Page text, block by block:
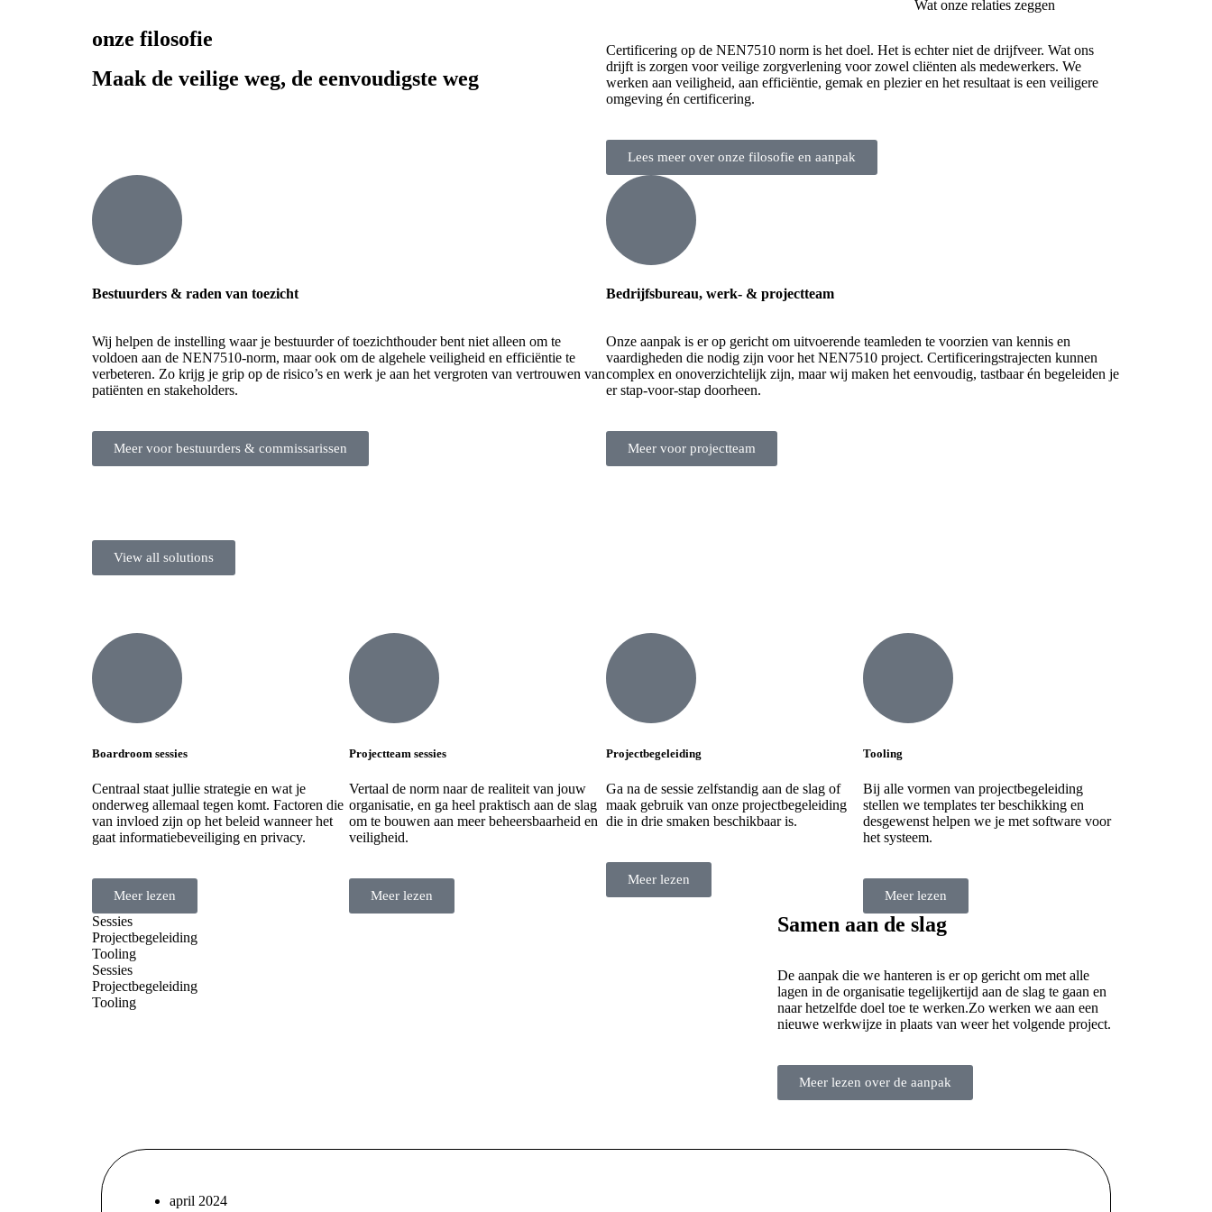
Wat onze relaties zeggen
onze filosofie
Maak de veilige weg, de eenvoudigste weg
Certificering op de NEN7510 norm is het doel. Het is echter niet de drijfveer. Wat ons
drijft is zorgen voor veilige zorgverlening voor zowel cliënten als medewerkers. We
werken aan veiligheid, aan efficiëntie, gemak en plezier en het resultaat is een veiligere
omgeving én certificering.
Lees meer over onze filosofie en aanpak
Bestuurders & raden van toezicht
Wij helpen de instelling waar je bestuurder of toezichthouder bent niet alleen om te
voldoen aan de NEN7510-norm, maar ook om de algehele veiligheid en efficiëntie te
verbeteren. Zo krijg je grip op de risico’s en werk je aan het vergroten van vertrouwen van
patiënten en stakeholders.
Meer voor bestuurders & commissarissen
Bedrijfsbureau, werk- & projectteam
Onze aanpak is er op gericht om uitvoerende teamleden te voorzien van kennis en
vaardigheden die nodig zijn voor het NEN7510 project. Certificeringstrajecten kunnen
complex en onoverzichtelijk zijn, maar wij maken het eenvoudig, tastbaar én begeleiden je
er stap-voor-stap doorheen.
Meer voor projectteam
View all solutions
Boardroom sessies
Centraal staat jullie strategie en wat je
onderweg allemaal tegen komt. Factoren die
van invloed zijn op het beleid wanneer het
gaat informatiebeveiliging en privacy.
Meer lezen
Projectteam sessies
Vertaal de norm naar de realiteit van jouw
organisatie, en ga heel praktisch aan de slag
om te bouwen aan meer beheersbaarheid en
veiligheid.
Meer lezen
Projectbegeleiding
Ga na de sessie zelfstandig aan de slag of
maak gebruik van onze projectbegeleiding
die in drie smaken beschikbaar is.
Meer lezen
Tooling
Bij alle vormen van projectbegeleiding
stellen we templates ter beschikking en
desgewenst helpen we je met software voor
het systeem.
Meer lezen
Sessies
Projectbegeleiding
Tooling
Sessies
Projectbegeleiding
Tooling
Samen aan de slag
De aanpak die we hanteren is er op gericht om met alle
lagen in de organisatie tegelijkertijd aan de slag te gaan en
naar hetzelfde doel toe te werken.Zo werken we aan een
nieuwe werkwijze in plaats van weer het volgende project.
Meer lezen over de aanpak
april 2024